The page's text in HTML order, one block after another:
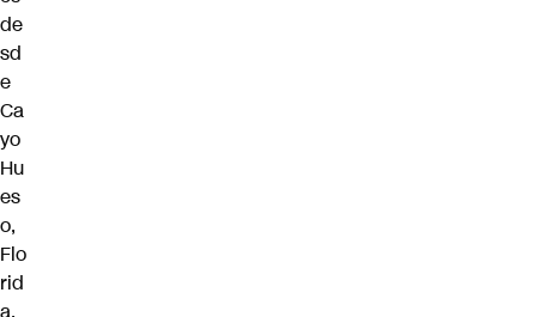
de
sd
e
Ca
yo
Hu
es
o,
Flo
rid
a,